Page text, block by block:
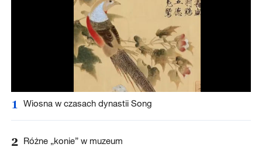
1 Wiosna w czasach dynastii Song
2 Różne „konie” w muzeum